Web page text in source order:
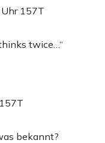
157T
twice…“
157T
bekannt?